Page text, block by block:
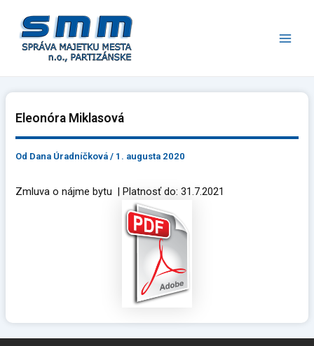
obsah
Eleonóra Miklasová
Od Dana Úradníčková/ 1. augusta 2020
Zmluva o nájme bytu | Platnosť do: 31.7.2021